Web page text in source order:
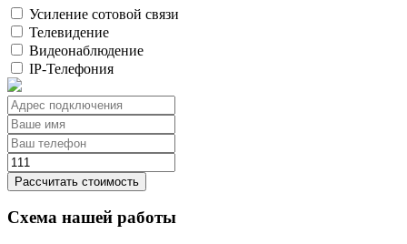
Усиление сотовой связи
Телевидение
Видеонаблюдение
IP-Телефония
Рассчитать стоимость
Схема нашей работы